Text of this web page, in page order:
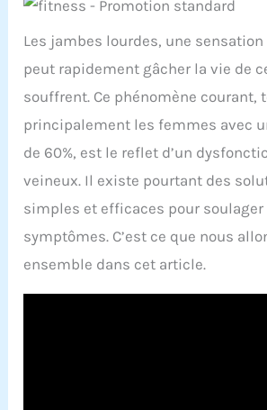
Les jambes lourdes, une
peut rapidement gâcher la vie de
souffrent. Ce phénomène courant,
principalement les femmes avec
de 60%, est le reflet d’un
veineux. Il existe pourtant des
simples et efficaces pour soulager
symptômes. C’est ce que nous
ensemble dans cet article.